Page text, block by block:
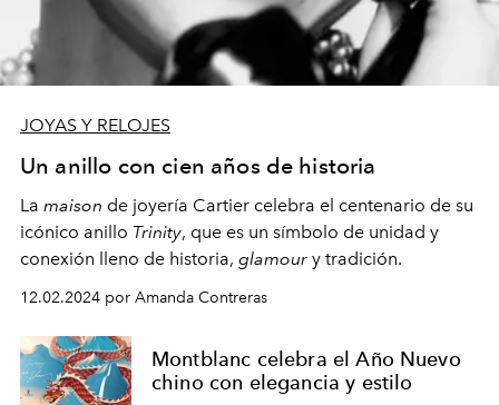
JOYAS Y RELOJES
Un anillo con cien años de historia
La maison de joyería Cartier celebra el centenario de su
icónico anillo Trinity, que es un símbolo de unidad y
conexión lleno de historia, glamour y tradición.
12.02.2024 por Amanda Contreras
Montblanc celebra el Año Nuevo
chino con elegancia y estilo